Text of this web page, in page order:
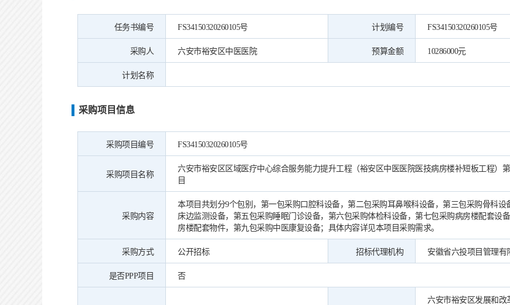
任务书编号 FS34150320260105号 计划编号 FS34150320260105号
采购人 六安市裕安区中医医院 预算金额 10286000元
计划名称
采购项目信息
采购项目编号 FS34150320260105号
采购项目名称
六安市裕安区区域医疗中心综合服务能力提升工程（裕安区中医医院医技病房楼补短板工程）
目
采购内容
本项目共划分9个包别，第一包采购口腔科设备，第二包采购耳鼻喉科设备，第三包采购骨科设
床边监测设备，第五包采购睡眠门诊设备，第六包采购体检科设备，第七包采购病房楼配套设
房楼配套物件，第九包采购中医康复设备；具体内容详见本项目采购需求。
采购方式 公开招标 招标代理机构 安徽省六投项目管理有
是否PPP项目 否
六安市裕安区发展和改